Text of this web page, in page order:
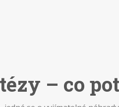
– co